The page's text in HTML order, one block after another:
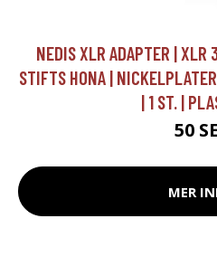
NEDIS XLR ADAPTER |
STIFTS HONA |
| 1 ST. |
50
MER